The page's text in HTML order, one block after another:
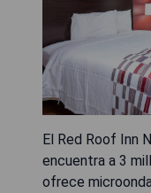
El Red Roof Inn
encuentra a 3
ofrece